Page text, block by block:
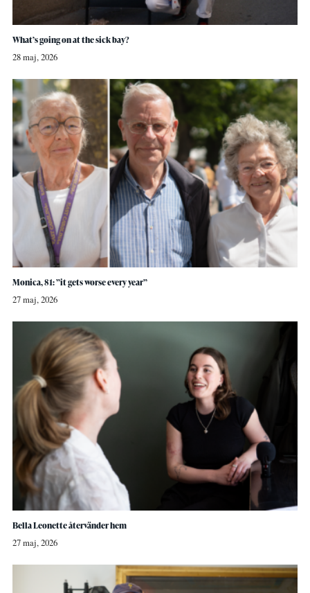
What’s going on at the sick bay?
28 maj, 2026
Monica, 81: ”it gets worse every year”
27 maj, 2026
Bella Leonette återvänder hem
27 maj, 2026